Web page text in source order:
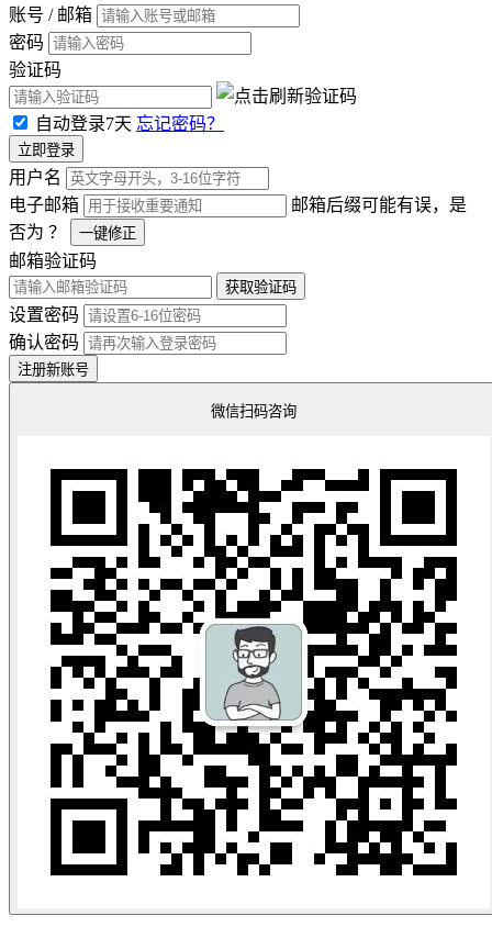
账号 / 邮箱
密码
验证码
自动登录7天 忘记密码？
立即登录
用户名
电子邮箱
邮箱后缀可能有误，是
否为 ？ 一键修正
邮箱验证码
获取验证码
设置密码
确认密码
注册新账号
微信扫码咨询